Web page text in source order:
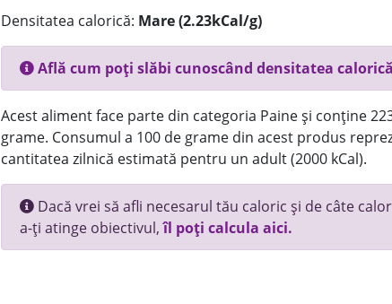
Densitatea calorică: Mare (2.23kCal/g)
Află cum poți slăbi cunoscând densitatea
Acest aliment face parte din categoria Paine și conține
grame. Consumul a 100 de grame din acest produs
cantitatea zilnică estimată pentru un adult (2000 kCal).
Dacă vrei să afli necesarul tău caloric și de câte
a-ți atinge obiectivul,îl poți calcula aici.